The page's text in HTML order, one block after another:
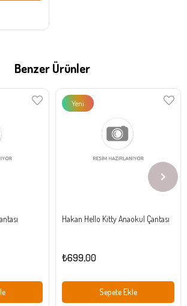
Benzer Ürünler
Hakan Hello Kitty Anaokul Çantası
₺699,00
Sepete Ekle
Yeni